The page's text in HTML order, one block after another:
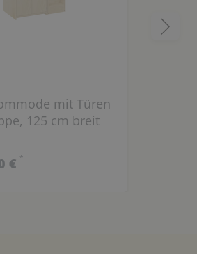
mit Türen
125 cm breit
€ *